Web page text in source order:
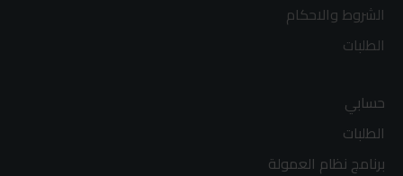
الشروط والاحكام
الطلبات
حسابي
الطلبات
برنامج نظام العمولة